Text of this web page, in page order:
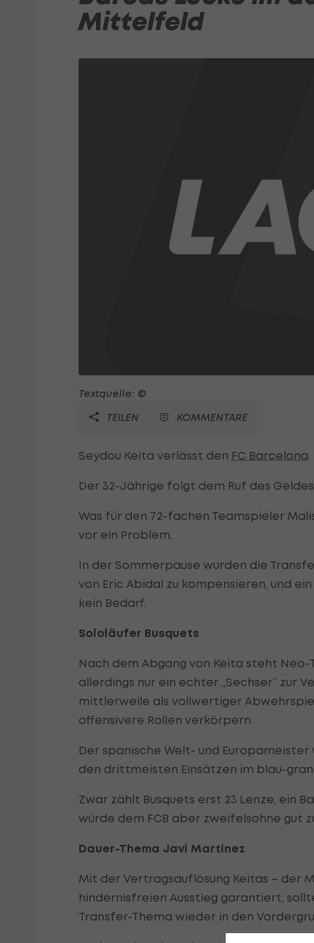
Mittelfeld
Textquelle: ©
TEILEN
KOMMENTARE
Seydou Keita verlässt den FC Barcelona.
Der 32-Jährige folgt dem Ruf des
Was für den 72-fachen Teamspieler
vor ein Problem.
In der Sommerpause wurden die
von Eric Abidal zu kompensieren, und
kein Bedarf.
Sololäufer Busquets
Nach dem Abgang von Keita steht
allerdings nur ein echter „Sechser“ zur
mittlerweile als vollwertiger
offensivere Rollen verkörpern.
Der spanische Welt- und
den drittmeisten Einsätzen im blau-
Zwar zählt Busquets erst 23 Lenze, ein
würde dem FCB aber zweifelsohne gut
Dauer-Thema Javi Martinez
Mit der Vertragsauflösung Keitas – der
hindernisfreien Ausstieg garantiert,
Transfer-Thema wieder in den